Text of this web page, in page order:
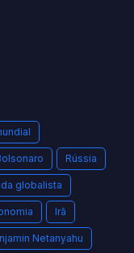
Rússia
globalista
Irã
Netanyahu